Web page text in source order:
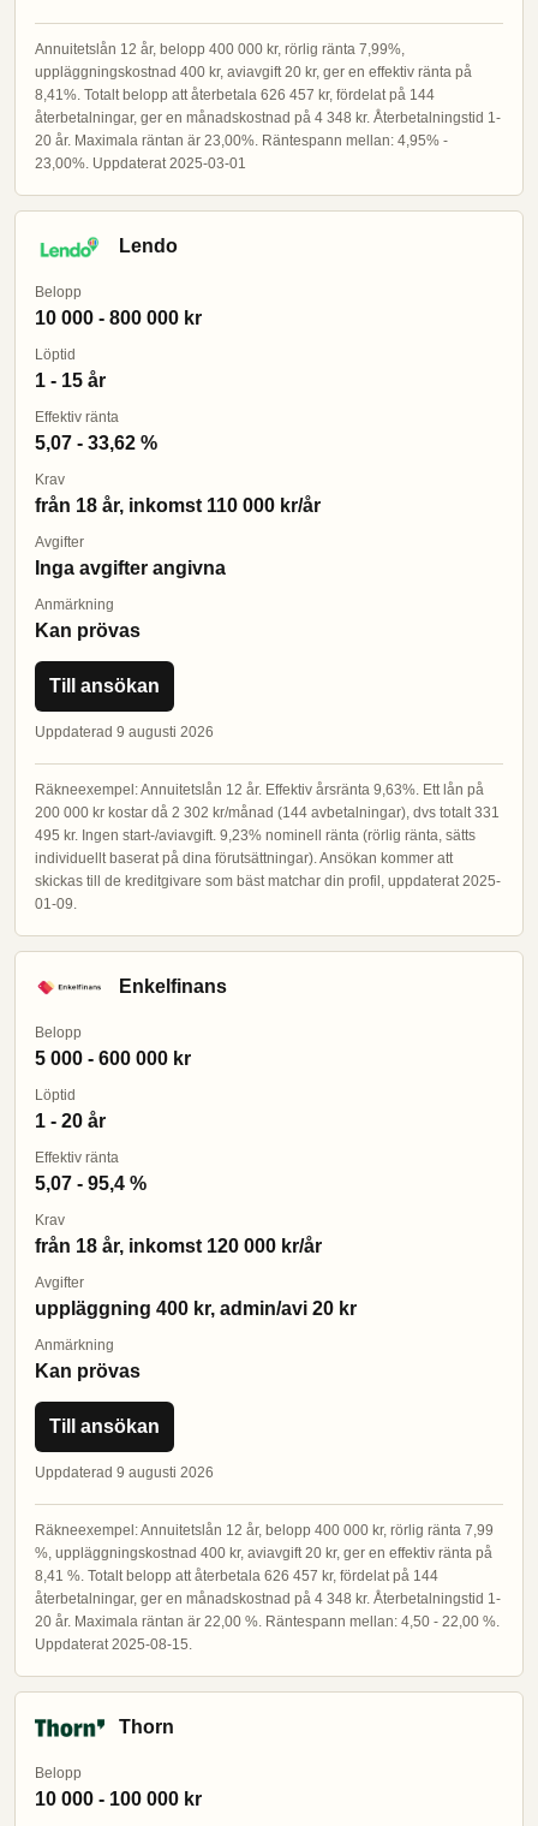
Annuitetslån 12 år, belopp 400 000 kr, rörlig ränta 7,99%,
uppläggningskostnad 400 kr, aviavgift 20 kr, ger en effektiv ränta på
8,41%. Totalt belopp att återbetala 626 457 kr, fördelat på 144
återbetalningar, ger en månadskostnad på 4 348 kr. Återbetalningstid 1-
20 år. Maximala räntan är 23,00%. Räntespann mellan: 4,95% -
23,00%. Uppdaterat 2025-03-01
Lendo
Belopp
10 000 - 800 000 kr
Löptid
1 - 15 år
Effektiv ränta
5,07 - 33,62 %
Krav
från 18 år, inkomst 110 000 kr/år
Avgifter
Inga avgifter angivna
Anmärkning
Kan prövas
Till ansökan
Uppdaterad 9 augusti 2026
Räkneexempel: Annuitetslån 12 år. Effektiv årsränta 9,63%. Ett lån på
200 000 kr kostar då 2 302 kr/månad (144 avbetalningar), dvs totalt 331
495 kr. Ingen start-/aviavgift. 9,23% nominell ränta (rörlig ränta, sätts
individuellt baserat på dina förutsättningar). Ansökan kommer att
skickas till de kreditgivare som bäst matchar din profil, uppdaterat 2025-
01-09.
Enkelfinans
Belopp
5 000 - 600 000 kr
Löptid
1 - 20 år
Effektiv ränta
5,07 - 95,4 %
Krav
från 18 år, inkomst 120 000 kr/år
Avgifter
uppläggning 400 kr, admin/avi 20 kr
Anmärkning
Kan prövas
Till ansökan
Uppdaterad 9 augusti 2026
Räkneexempel: Annuitetslån 12 år, belopp 400 000 kr, rörlig ränta 7,99
%, uppläggningskostnad 400 kr, aviavgift 20 kr, ger en effektiv ränta på
8,41 %. Totalt belopp att återbetala 626 457 kr, fördelat på 144
återbetalningar, ger en månadskostnad på 4 348 kr. Återbetalningstid 1-
20 år. Maximala räntan är 22,00 %. Räntespann mellan: 4,50 - 22,00 %.
Uppdaterat 2025-08-15.
Thorn
Belopp
10 000 - 100 000 kr